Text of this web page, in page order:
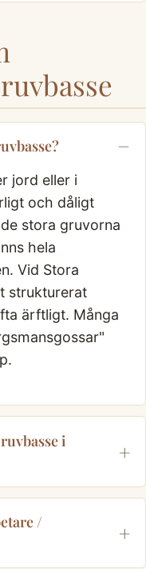
jord eller i
och dåligt
stora gruvorna
hela
Vid Stora
strukturerat
ärftligt. Många
i
/